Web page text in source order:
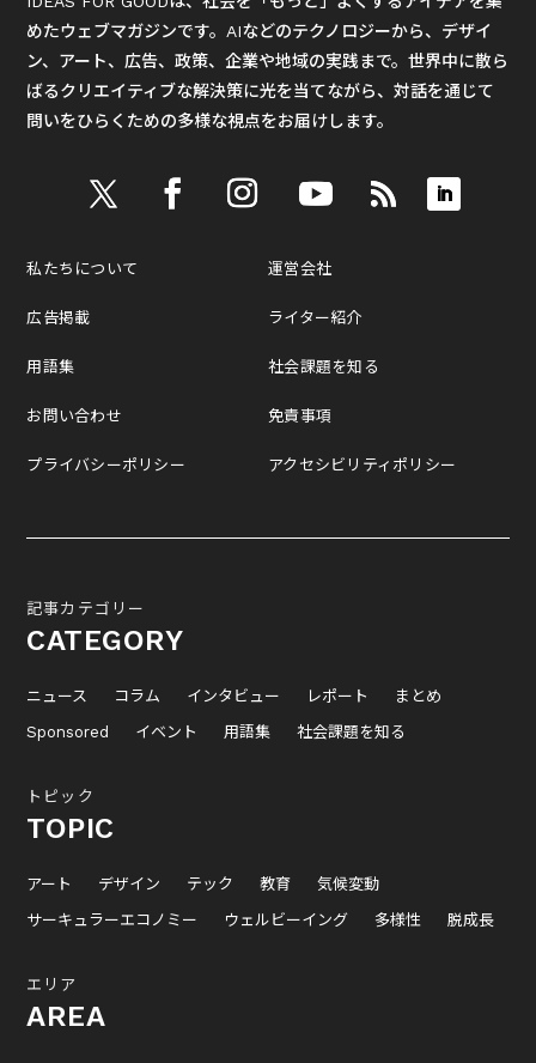
めたウェブマガジンです。AIなどのテクノロジーから、デザイ
ン、アート、広告、政策、企業や地域の実践まで。世界中に散ら
ばるクリエイティブな解決策に光を当てながら、対話を通じて
問いをひらくための多様な視点をお届けします。
私たちについて
広告掲載
用語集
お問い合わせ
プライバシーポリシー
運営会社
ライター紹介
社会課題を知る
免責事項
アクセシビリティポリシー
記事カテゴリー
CATEGORY
ニュース コラム インタビュー レポート
まとめ
Sponsored
イベント 用語集 社会課題を知る
トピック
TOPIC
アート デザイン テック 教育
気候変動
サーキュラーエコノミー
ウェルビーイング 多様性 脱成長
エリア
AREA